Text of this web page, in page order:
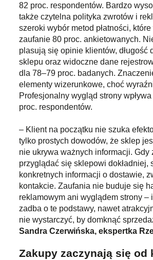
82 proc. respondentów. Bardzo
także czytelna polityka zwrotów i
szeroki wybór metod płatności, które
zaufanie 80 proc. ankietowanych.
plasują się opinie klientów, długość
sklepu oraz widoczne dane
dla 78–79 proc. badanych.
elementy wizerunkowe, choć
Profesjonalny wygląd strony
proc. respondentów.
– Klient na początku nie szuka
tylko prostych dowodów, że sklep
nie ukrywa ważnych informacji. Gdy
przyglądać się sklepowi dokładniej,
konkretnych informacji o dostawie,
kontakcie. Zaufania nie buduje się
reklamowym ani wyglądem strony –
zadba o te podstawy, nawet
nie wystarczyć, by domknąć
Sandra Czerwińska, ekspertka
Zakupy zaczynają się od